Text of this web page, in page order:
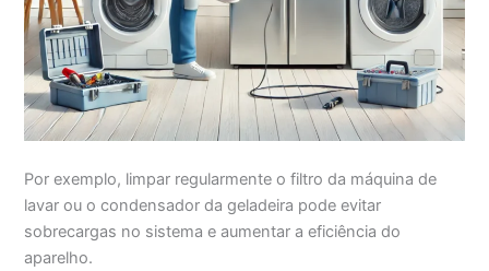
Por exemplo, limpar regularmente o filtro da máquina de
lavar ou o condensador da geladeira pode evitar
sobrecargas no sistema e aumentar a eficiência do
aparelho.